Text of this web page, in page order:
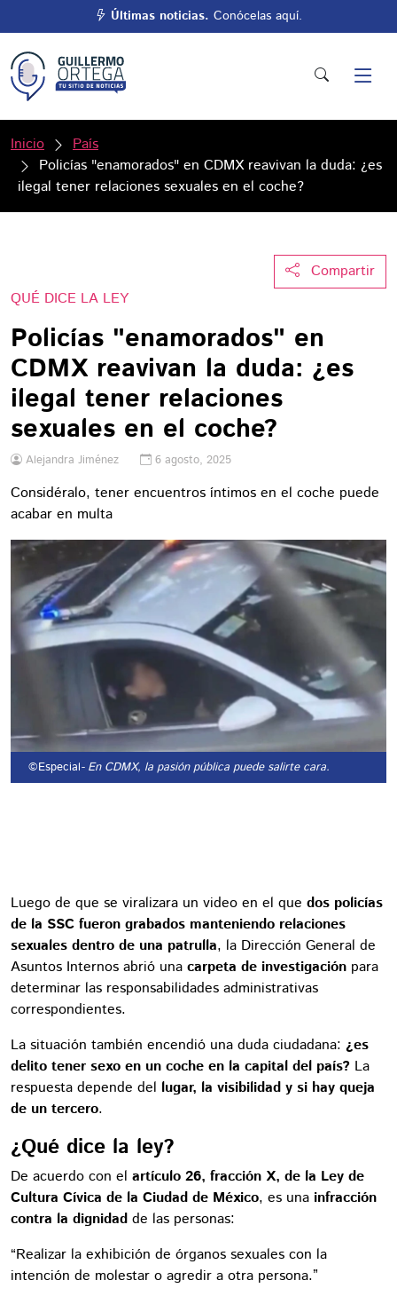
Últimas noticias. Conócelas aquí.
Inicio
País
Policías "enamorados" en CDMX reavivan la duda: ¿es
ilegal tener relaciones sexuales en el coche?
Compartir
QUÉ DICE LA LEY
Policías "enamorados" en
CDMX reavivan la duda: ¿es
ilegal tener relaciones
sexuales en el coche?
Alejandra Jiménez 6 agosto, 2025
Considéralo, tener encuentros íntimos en el coche puede
acabar en multa
©Especial- En CDMX, la pasión pública puede salirte cara.
Luego de que se viralizara un video en el que dos policías
de la SSC fueron grabados manteniendo relaciones
sexuales dentro de una patrulla, la Dirección General de
Asuntos Internos abrió una carpeta de investigación para
determinar las responsabilidades administrativas
correspondientes.
La situación también encendió una duda ciudadana: ¿es
delito tener sexo en un coche en la capital del país? La
respuesta depende del lugar, la visibilidad y si hay queja
de un tercero.
¿Qué dice la ley?
De acuerdo con el artículo 26, fracción X, de la Ley de
Cultura Cívica de la Ciudad de México, es una infracción
contra la dignidad de las personas:
“Realizar la exhibición de órganos sexuales con la
intención de molestar o agredir a otra persona.”